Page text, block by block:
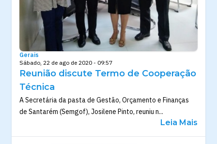
Gerais
Sábado, 22 de ago de 2020 - 09:57
Reunião discute Termo de Cooperação
Técnica
A Secretária da pasta de Gestão, Orçamento e Finanças
de Santarém (Semgof), Josilene Pinto, reuniu n...
Leia Mais